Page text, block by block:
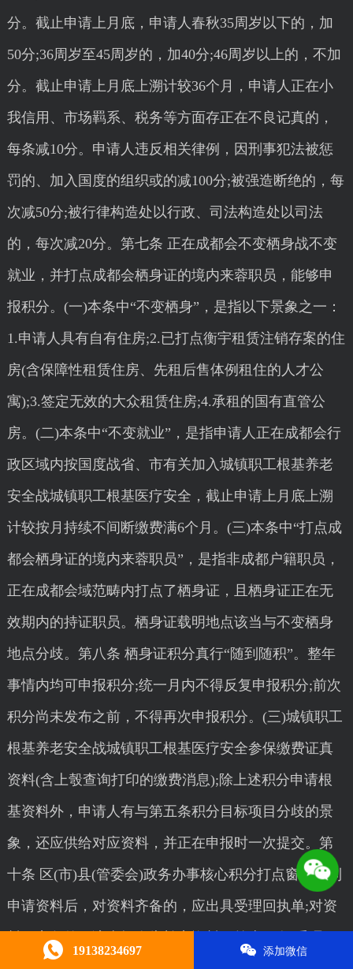
分。截止申请上月底，申请人春秋35周岁以下的，加
50分;36周岁至45周岁的，加40分;46周岁以上的，不加
分。截止申请上月底上溯计较36个月，申请人正在小
我信用、市场羁系、税务等方面存正在不良记真的，
每条减10分。申请人违反相关律例，因刑事犯法被惩
罚的、加入国度的组织或的减100分;被强造断绝的，每
次减50分;被行律构造处以行政、司法构造处以司法
的，每次减20分。第七条 正在成都会不变栖身战不变
就业，并打点成都会栖身证的境内来蓉职员，能够申
报积分。(一)本条中“不变栖身”，是指以下景象之一：
1.申请人具有自有住房;2.已打点衡宇租赁注销存案的住
房(含保障性租赁住房、先租后售体例租住的人才公
寓);3.签定无效的大众租赁住房;4.承租的国有直管公
房。(二)本条中“不变就业”，是指申请人正在成都会行
政区域内按国度战省、市有关加入城镇职工根基养老
安全战城镇职工根基医疗安全，截止申请上月底上溯
计较按月持续不间断缴费满6个月。(三)本条中“打点成
都会栖身证的境内来蓉职员”，是指非成都户籍职员，
正在成都会域范畴内打点了栖身证，且栖身证正在无
效期内的持证职员。栖身证载明地点该当与不变栖身
地点分歧。第八条 栖身证积分真行“随到随积”。整年
事情内均可申报积分;统一月内不得反复申报积分;前次
积分尚未发布之前，不得再次申报积分。(三)城镇职工
根基养老安全战城镇职工根基医疗安全参保缴费证真
资料(含上彀查询打印的缴费消息);除上述积分申请根
基资料外，申请人有与第五条积分目标项目分歧的景
象，还应供给对应资料，并正在申报时一次提交。第
十条 区(市)县(管委会)政务办事核心积分打点窗口收到
申请资料后，对资料齐备的，应出具受理回执单;对资
料不齐备的，该当场奉告补齐资料。第十一条 受理积
19138234697 添加微信